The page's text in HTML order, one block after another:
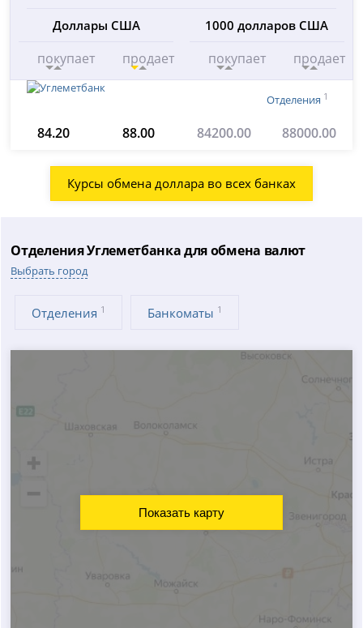
Доллары США
покупает продает
1000 долларов США
покупает продает
Отделения 1
84.20 88.00 84200.00 88000.00
Курсы обмена доллара во всех банках
Отделения Углеметбанка для обмена валют
Выбрать город
Отделения 1 Банкоматы 1
Показать карту